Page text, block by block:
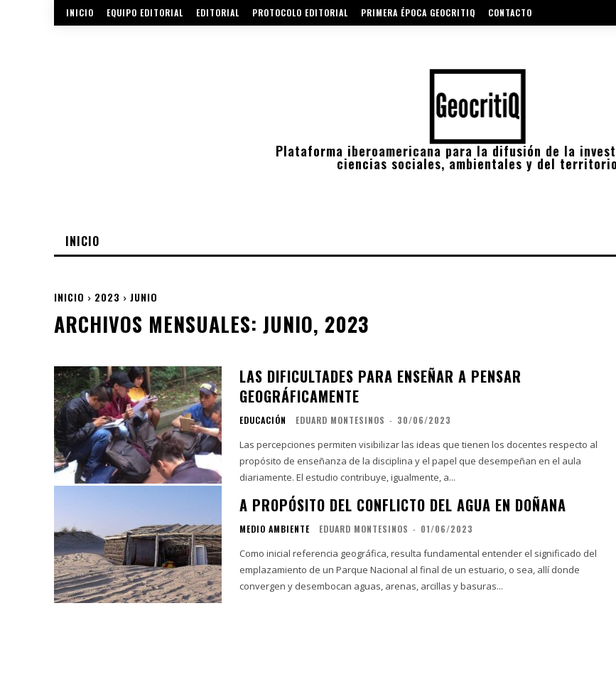
INICIO EQUIPO EDITORIAL EDITORIAL PROTOCOLO EDITORIAL PRIMERA ÉPOCA GEOCRITIQ CONTACTO
Plataforma iberoamericana para la difusión de la
ciencias sociales, ambientales y del territorio
INICIO
INICIO 2023 JUNIO
ARCHIVOS MENSUALES: JUNIO, 2023
LAS DIFICULTADES PARA ENSEÑAR A PENSAR
GEOGRÁFICAMENTE
EDUCACIÓN EDUARD MONTESINOS - 30/06/2023
Las percepciones permiten visibilizar las ideas que tienen los docentes respecto al
propósito de enseñanza de la disciplina y el papel que desempeñan en el aula
diariamente. El estudio contribuye, igualmente, a...
A PROPÓSITO DEL CONFLICTO DEL AGUA EN DOÑANA
MEDIO AMBIENTE EDUARD MONTESINOS - 01/06/2023
Como inicial referencia geográfica, resulta fundamental entender el significado del
emplazamiento de un Parque Nacional al final de un estuario, o sea, allí donde
convergen y desembocan aguas, arenas, arcillas y basuras...